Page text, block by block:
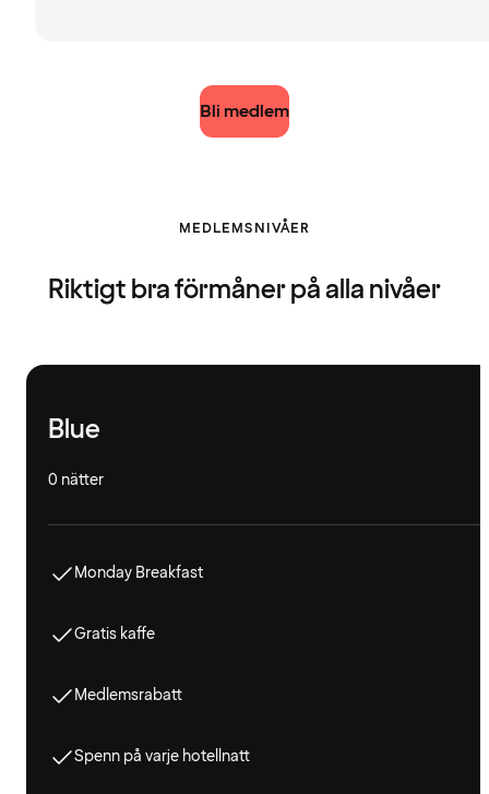
Bli medlem
MEDLEMSNIVÅER
Riktigt bra förmåner på alla nivåer
Blue
0 nätter
Monday Breakfast
Gratis kaffe
Medlemsrabatt
Spenn på varje hotellnatt